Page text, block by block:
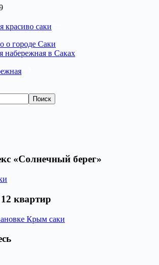
о городе Саки
набережная в Саках
Поиск
«Солнечный берег»
квартир